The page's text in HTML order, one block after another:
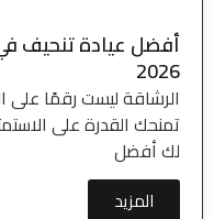
أفضل عيادة تنحيف
2026
الرشاقة ليست رقمًا
تمنحك القدرة على
لك أفضل
المزيد